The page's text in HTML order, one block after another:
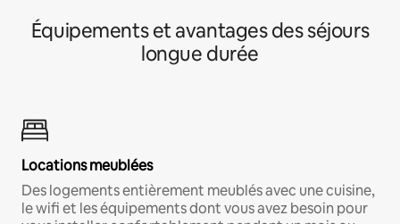
Équipements et avantages des séjours
longue durée
Locations meublées
Des logements entièrement meublés avec une cuisine,
le wifi et les équipements dont vous avez besoin pour